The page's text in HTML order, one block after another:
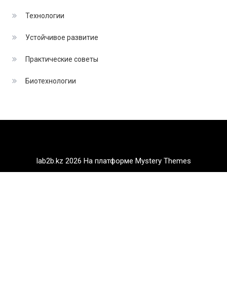
Технологии
Устойчивое развитие
Практические советы
Биотехнологии
lab2b.kz 2026 На платформе Mystery Themes